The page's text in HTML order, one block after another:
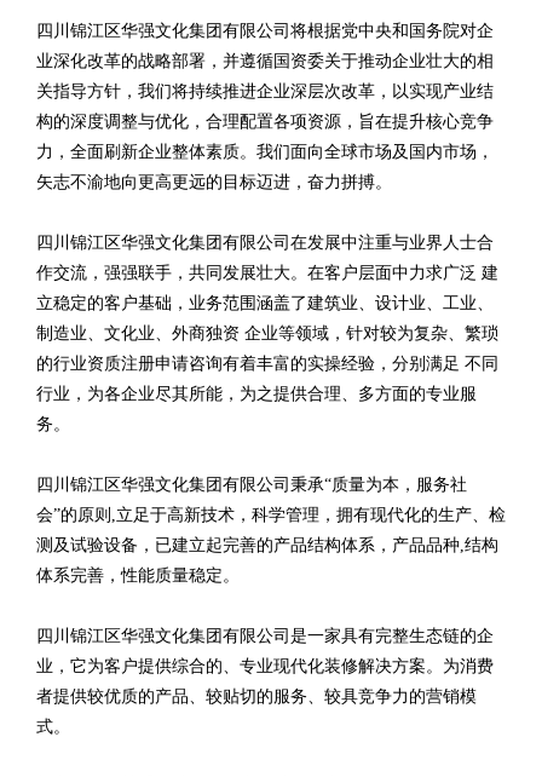
四川锦江区华强文化集团有限公司将根据党中央和国务院对企
业深化改革的战略部署，并遵循国资委关于推动企业壮大的相
关指导方针，我们将持续推进企业深层次改革，以实现产业结
构的深度调整与优化，合理配置各项资源，旨在提升核心竞争
力，全面刷新企业整体素质。我们面向全球市场及国内市场，
矢志不渝地向更高更远的目标迈进，奋力拼搏。
四川锦江区华强文化集团有限公司在发展中注重与业界人士合
作交流，强强联手，共同发展壮大。在客户层面中力求广泛 建
立稳定的客户基础，业务范围涵盖了建筑业、设计业、工业、
制造业、文化业、外商独资 企业等领域，针对较为复杂、繁琐
的行业资质注册申请咨询有着丰富的实操经验，分别满足 不同
行业，为各企业尽其所能，为之提供合理、多方面的专业服
务。
四川锦江区华强文化集团有限公司秉承“质量为本，服务社
会”的原则,立足于高新技术，科学管理，拥有现代化的生产、检
测及试验设备，已建立起完善的产品结构体系，产品品种,结构
体系完善，性能质量稳定。
四川锦江区华强文化集团有限公司是一家具有完整生态链的企
业，它为客户提供综合的、专业现代化装修解决方案。为消费
者提供较优质的产品、较贴切的服务、较具竞争力的营销模
式。